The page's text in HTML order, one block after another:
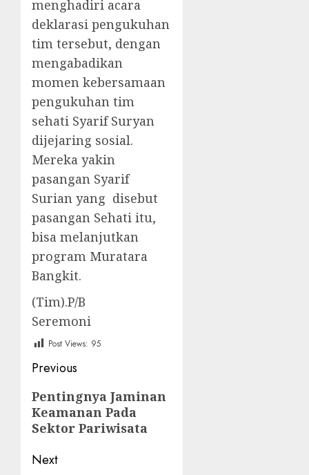
menghadiri acara
deklarasi pengukuhan
tim tersebut, dengan
mengabadikan
momen kebersamaan
pengukuhan tim
sehati Syarif Suryan
dijejaring sosial.
Mereka yakin
pasangan Syarif
Surian yang disebut
pasangan Sehati itu,
bisa melanjutkan
program Muratara
Bangkit.
(Tim).P/B
Seremoni
Post Views: 95
Post
navigation
Previous
Previous
post:
Pentingnya Jaminan
Keamanan Pada
Sektor Pariwisata
Next